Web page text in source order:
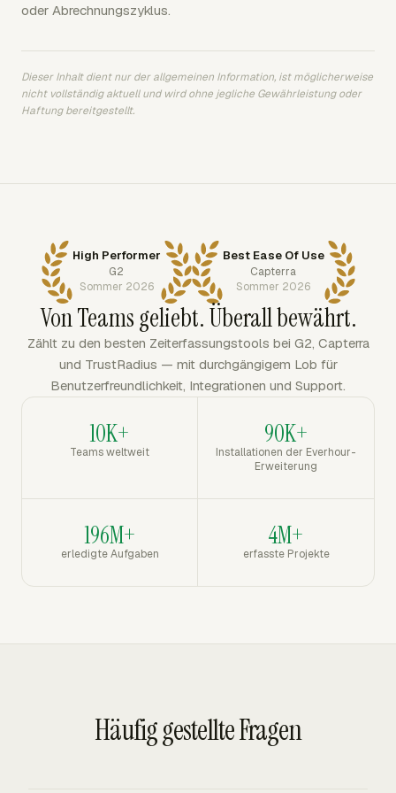
oder Abrechnungszyklus.
Dieser Inhalt dient nur der allgemeinen Information, ist möglicherweise
nicht vollständig aktuell und wird ohne jegliche Gewährleistung oder
Haftung bereitgestellt.
High Performer
G2
Sommer 2026
Best Ease Of Use
Capterra
Sommer 2026
Von Teams geliebt. Überall bewährt.
Zählt zu den besten Zeiterfassungstools bei G2, Capterra
und TrustRadius — mit durchgängigem Lob für
Benutzerfreundlichkeit, Integrationen und Support.
10K+
Teams weltweit
90K+
Installationen der Everhour-
Erweiterung
196M+
erledigte Aufgaben
4M+
erfasste Projekte
Häufig gestellte Fragen